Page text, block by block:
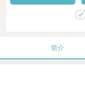
简介